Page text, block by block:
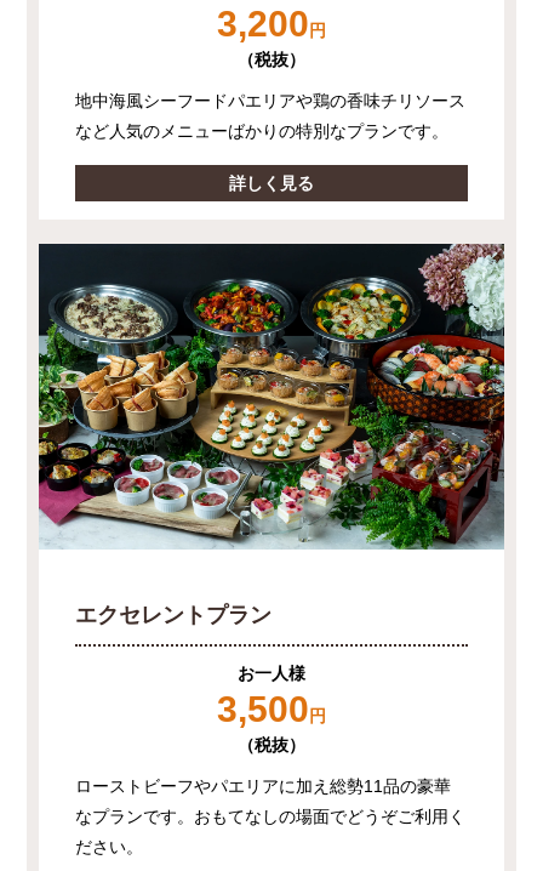
3,200 円
（税抜）
地中海風シーフードパエリアや鶏の香味チリソース
など人気のメニューばかりの特別なプランです。
詳しく見る
エクセレントプラン
お一人様
3,500 円
（税抜）
ローストビーフやパエリアに加え総勢11品の豪華
なプランです。おもてなしの場面でどうぞご利用く
ださい。